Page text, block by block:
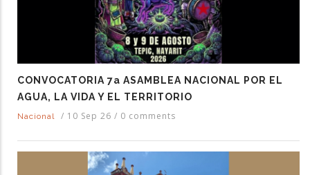
CONVOCATORIA 7a ASAMBLEA NACIONAL POR EL
AGUA, LA VIDA Y EL TERRITORIO
Nacional / 10 Sep 26 / 0 comments